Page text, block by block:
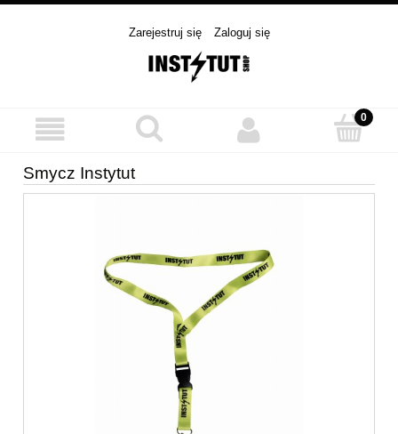
Zarejestruj się Zaloguj się
Smycz Instytut